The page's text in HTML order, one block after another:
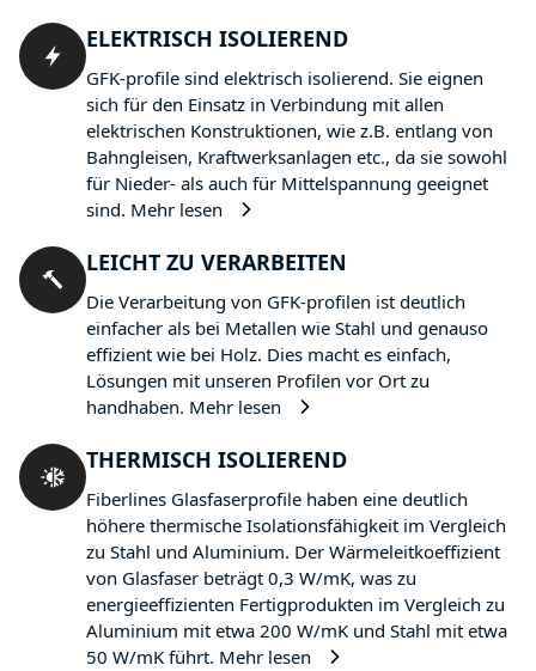
ELEKTRISCH ISOLIEREND
GFK-profile sind elektrisch isolierend. Sie eignen
sich für den Einsatz in Verbindung mit allen
elektrischen Konstruktionen, wie z.B. entlang von
Bahngleisen, Kraftwerksanlagen etc., da sie sowohl
für Nieder- als auch für Mittelspannung geeignet
sind. Mehr lesen
LEICHT ZU VERARBEITEN
Die Verarbeitung von GFK-profilen ist deutlich
einfacher als bei Metallen wie Stahl und genauso
effizient wie bei Holz. Dies macht es einfach,
Lösungen mit unseren Profilen vor Ort zu
handhaben. Mehr lesen
THERMISCH ISOLIEREND
Fiberlines Glasfaserprofile haben eine deutlich
höhere thermische Isolationsfähigkeit im Vergleich
zu Stahl und Aluminium. Der Wärmeleitkoeffizient
von Glasfaser beträgt 0,3 W/mK, was zu
energieeffizienten Fertigprodukten im Vergleich zu
Aluminium mit etwa 200 W/mK und Stahl mit etwa
50 W/mK führt. Mehr lesen